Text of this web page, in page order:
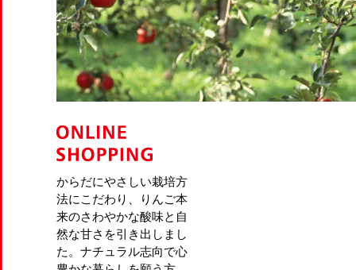
からだにやさしい栽培方
法にこだわり、りんご本
来のさわやかな酸味と自
然な甘さを引き出しまし
た。ナチュラル志向で心